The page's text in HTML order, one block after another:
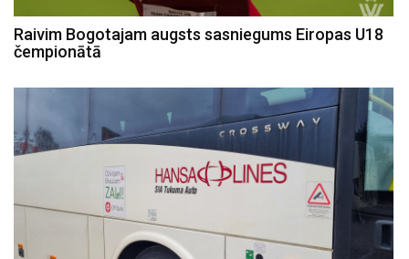
Raivim Bogotajam augsts sasniegums Eiropas U18
čempionātā